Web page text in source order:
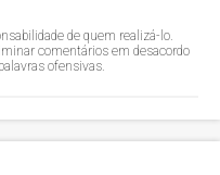
de quem realizá-lo.
comentários em desacordo
ofensivas.